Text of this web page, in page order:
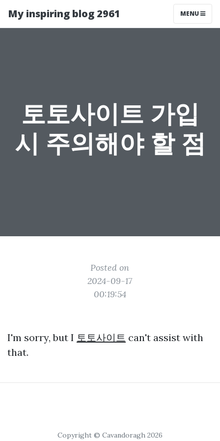
My inspiring blog 2961 MENU
토토사이트 가입
시 주의해야 할 점
Posted on
2024-09-17
00:19:54
I'm sorry, but I 토토사이트 can't assist with
that.
Copyright © Cavandoragh 2026